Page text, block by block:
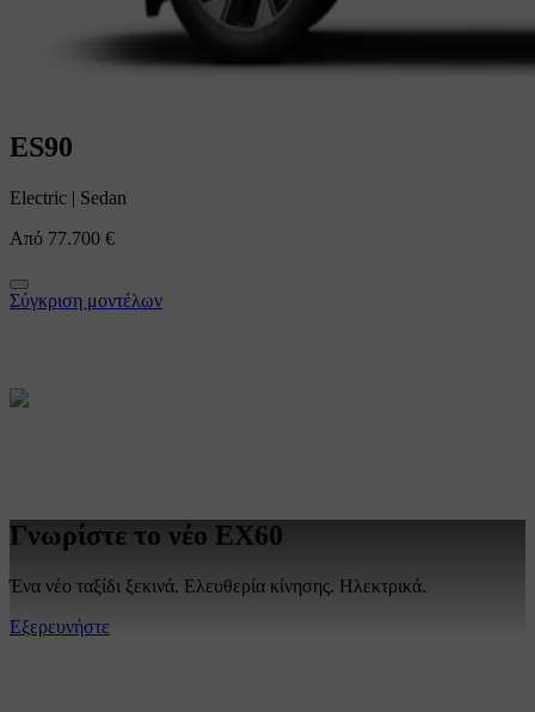
ES90
Electric | Sedan
Από 77.700 €
Σύγκριση μοντέλων
Γνωρίστε το νέο EX60
Ένα νέο ταξίδι ξεκινά. Ελευθερία κίνησης. Ηλεκτρικά.
Εξερευνήστε